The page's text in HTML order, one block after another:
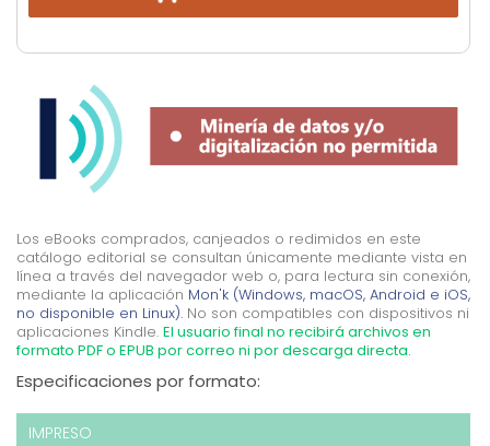
Los eBooks comprados, canjeados o redimidos en este
catálogo editorial se consultan únicamente mediante vista en
línea a través del navegador web o, para lectura sin conexión,
mediante la aplicación Mon'k (Windows, macOS, Android e iOS,
no disponible en Linux). No son compatibles con dispositivos ni
aplicaciones Kindle. El usuario final no recibirá archivos en
formato PDF o EPUB por correo ni por descarga directa.
Especificaciones por formato:
IMPRESO